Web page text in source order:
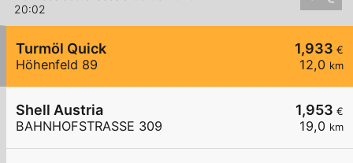
20:02
1,933 €
12,0 km
Turmöl Quick
Höhenfeld 89
1,953 €
19,0 km
Shell Austria
BAHNHOFSTRASSE 309